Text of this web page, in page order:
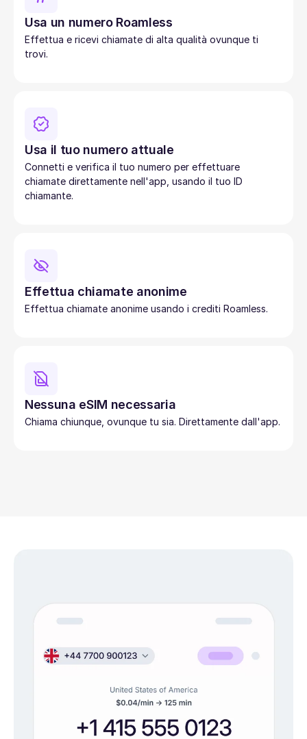
Usa un numero Roamless
Effettua e ricevi chiamate di alta qualità ovunque ti
trovi.
Usa il tuo numero attuale
Connetti e verifica il tuo numero per effettuare
chiamate direttamente nell'app, usando il tuo ID
chiamante.
Effettua chiamate anonime
Effettua chiamate anonime usando i crediti Roamless.
Nessuna eSIM necessaria
Chiama chiunque, ovunque tu sia. Direttamente dall'app.